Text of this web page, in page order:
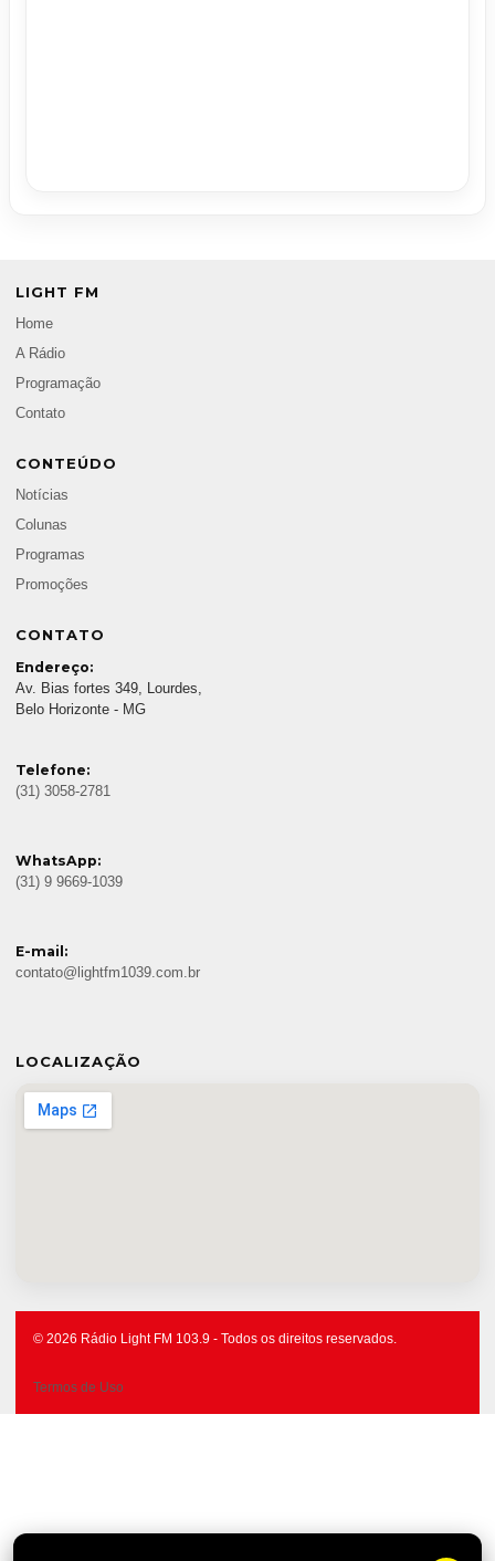
LIGHT FM
Home
A Rádio
Programação
Contato
CONTEÚDO
Notícias
Colunas
Programas
Promoções
CONTATO
Endereço:
Av. Bias fortes 349, Lourdes,
Belo Horizonte - MG
Telefone:
(31) 3058-2781
WhatsApp:
(31) 9 9669-1039
E-mail:
contato@lightfm1039.com.br
LOCALIZAÇÃO
© 2026 Rádio Light FM 103.9 - Todos os direitos reservados.
Termos de Uso